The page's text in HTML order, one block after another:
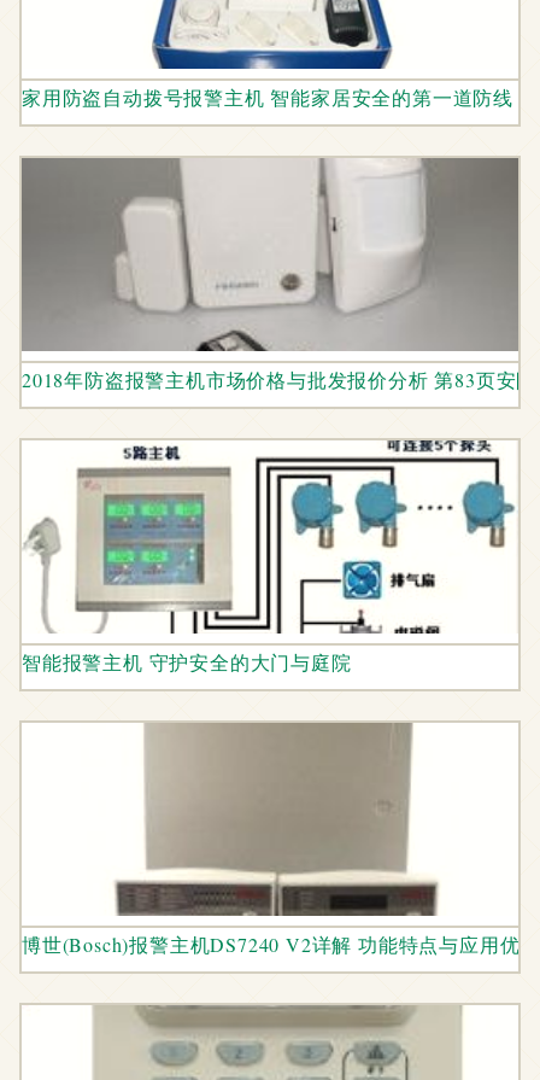
家用防盗自动拨号报警主机 智能家居安全的第一道防线
2018年防盗报警主机市场价格与批发报价分析 第83页安
智能报警主机 守护安全的大门与庭院
博世(Bosch)报警主机DS7240 V2详解 功能特点与应用优势